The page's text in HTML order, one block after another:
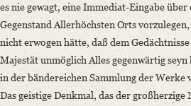
es nie gewagt, eine Immediat-Eingabe über
Gegenstand Allerhöchsten Orts
nicht erwogen hätte, daß dem Gedächtnisse
Majestät unmöglich Alles gegenwärtig seyn
in der bändereichen Sammlung der Werke
Das geistige Denkmal, das der großherzige